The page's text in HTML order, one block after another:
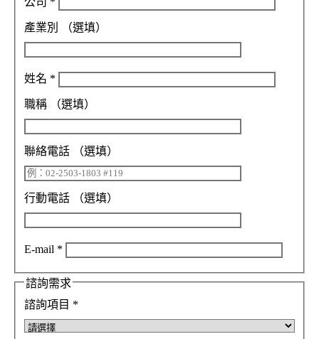
產業別 （選填）
姓名 *
職稱 （選填）
聯絡電話 （選填）
行動電話 （選填）
E-mail *
諮詢需求
諮詢項目 *